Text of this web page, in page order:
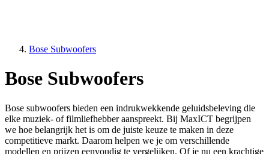
Bose Subwoofers
Bose Subwoofers
Bose subwoofers bieden een indrukwekkende geluidsbeleving die
elke muziek- of filmliefhebber aanspreekt. Bij MaxICT begrijpen
we hoe belangrijk het is om de juiste keuze te maken in deze
competitieve markt. Daarom helpen we je om verschillende
modellen en prijzen eenvoudig te vergelijken. Of je nu een krachtige